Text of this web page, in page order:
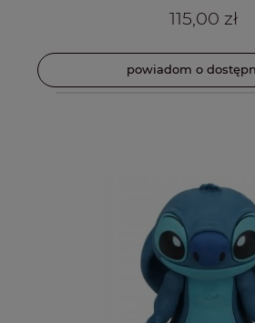
115,00 zł
powiadom o